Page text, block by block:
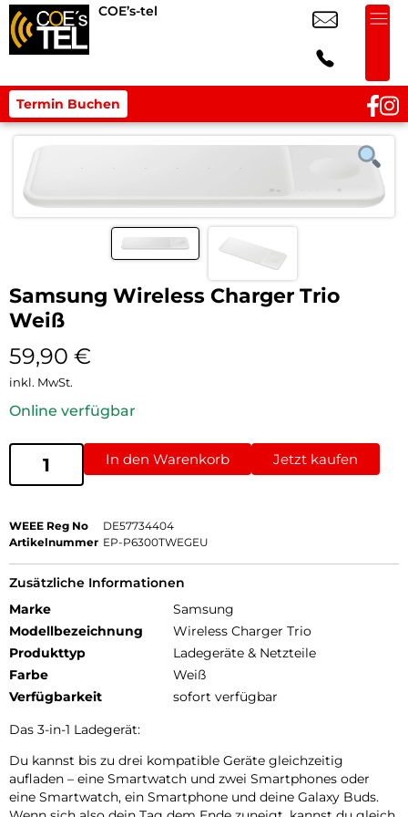
COE’s-tel
Termin Buchen
Samsung Wireless Charger Trio
Weiß
59,90 €
inkl. MwSt.
Online verfügbar
In den Warenkorb Jetzt kaufen
WEEE Reg No
DE57734404
Artikelnummer EP-P6300TWEGEU
Zusätzliche Informationen
Marke
Samsung
Modellbezeichnung
Wireless Charger Trio
Produkttyp
Ladegeräte & Netzteile
Farbe
Weiß
Verfügbarkeit
sofort verfügbar
Das 3-in-1 Ladegerät:
Du kannst bis zu drei kompatible Geräte gleichzeitig
aufladen – eine Smartwatch und zwei Smartphones oder
eine Smartwatch, ein Smartphone und deine Galaxy Buds.